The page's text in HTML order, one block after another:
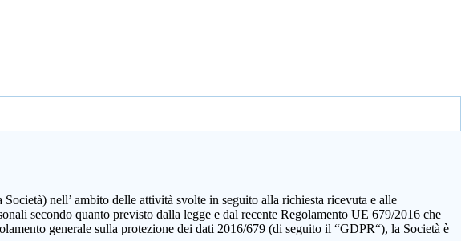
nell’ ambito delle attività svolte in seguito alla richiesta ricevuta e alle
secondo quanto previsto dalla legge e dal recente Regolamento UE 679/2016 che
generale sulla protezione dei dati 2016/679 (di seguito il “GDPR“), la Società è